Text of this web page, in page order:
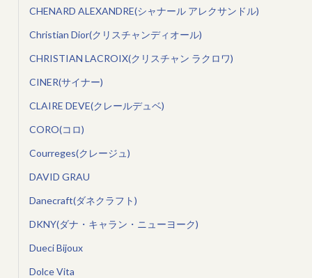
CHENARD ALEXANDRE(シャナール アレクサンドル)
Christian Dior(クリスチャンディオール)
CHRISTIAN LACROIX(クリスチャン ラクロワ)
CINER(サイナー)
CLAIRE DEVE(クレールデュベ)
CORO(コロ)
Courreges(クレージュ)
DAVID GRAU
Danecraft(ダネクラフト)
DKNY(ダナ・キャラン・ニューヨーク)
Dueci Bijoux
Dolce Vita